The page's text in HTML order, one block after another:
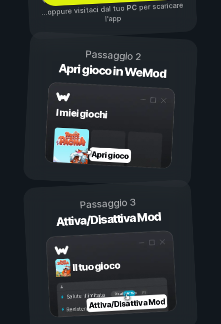
...oppure visitaci dal tuoPC per scaricare
l'app
Passaggio 2
Apri gioco in WeMod
I miei giochi
Apri gioco
Passaggio 3
Attiva/Disattiva Mod
Il tuo gioco
Attivo
Disattivo
Salute illimitata
Resistenza illimitata
Attiva/Disattiva Mod